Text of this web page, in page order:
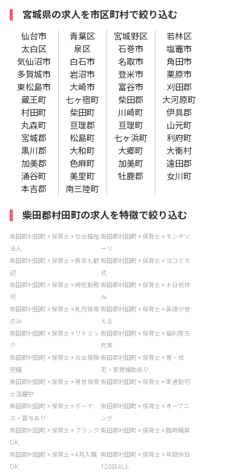
宮城県の求人を市区町村で絞り込む
仙台市 青葉区 宮城野区
若林区
太白区
泉区 石巻市
塩竈市
気仙沼市
白石市 名取市
角田市
多賀城市
岩沼市 登米市
栗原市
東松島市
大崎市 富谷市
刈田郡
蔵王町
七ヶ宿町 柴田郡
大河原町
村田町
柴田町 川崎町
伊具郡
丸森町
亘理郡 亘理町
山元町
宮城郡
松島町 七ヶ浜町
利府町
黒川郡
大和町 大郷町
大衡村
加美郡
色麻町 加美町
遠田郡
涌谷町
美里町 牡鹿郡
女川町
本吉郡
南三陸町
柴田郡村田町の求人を特徴で絞り込む
柴田郡村田町 × 保育士 × 社会福祉
法人
柴田郡村田町 × 保育士 × モンテソ
ーリ
柴田郡村田町 × 保育士 × 新卒も歓
迎
柴田郡村田町 × 保育士 × ヨコミネ
式
柴田郡村田町 × 保育士 × 時短勤務
可
柴田郡村田町 × 保育士 × 土日祝休
み
柴田郡村田町 × 保育士 × 乳児保育
のみ
柴田郡村田町 × 保育士 × 英語が使
える
柴田郡村田町 × 保育士 × リトミッ
ク
柴田郡村田町 × 保育士 × 福利厚生
充実
柴田郡村田町 × 保育士 × 社会保険
完備
柴田郡村田町 × 保育士 × 寮・住
宅・家賃補助あり
柴田郡村田町 × 保育士 × 男性保育
士活躍中
柴田郡村田町 × 保育士 × 車通勤可
柴田郡村田町 × 保育士 × ボーナ
ス・賞与あり
柴田郡村田町 × 保育士 × オープニ
ング
柴田郡村田町 × 保育士 × ブランク
OK
柴田郡村田町 × 保育士 × 臨時職員
柴田郡村田町 × 保育士 × 4月入職
OK
柴田郡村田町 × 保育士 × 年間休日
120日以上